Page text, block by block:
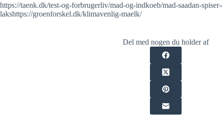
https://taenk.dk/test-og-forbrugerliv/mad-og-indkoeb/mad-saadan-
lakshttps://groenforskel.dk/klimavenlig-maelk/
Del med nogen du holder af